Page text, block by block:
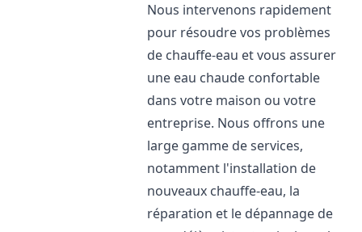
Nous intervenons rapidement
pour résoudre vos problèmes
de chauffe-eau et vous assurer
une eau chaude confortable
dans votre maison ou votre
entreprise. Nous offrons une
large gamme de services,
notamment l'installation de
nouveaux chauffe-eau, la
réparation et le dépannage de